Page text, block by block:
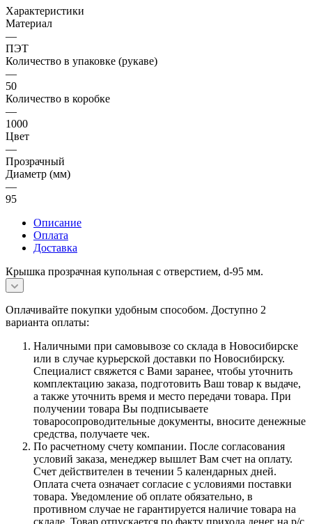
Характеристики
Материал
—
ПЭТ
Количество в упаковке (рукаве)
—
50
Количество в коробке
—
1000
Цвет
—
Прозрачный
Диаметр (мм)
—
95
Описание
Оплата
Доставка
Крышка прозрачная купольная с отверстием, d-95 мм.
Оплачивайте покупки удобным способом. Доступно 2
варианта оплаты:
Наличными при самовывозе со склада в Новосибирске
или в случае курьерской доставки по Новосибирску.
Специалист свяжется с Вами заранее, чтобы уточнить
комплектацию заказа, подготовить Ваш товар к выдаче,
а также уточнить время и место передачи товара. При
получении товара Вы подписываете
товаросопроводительные документы, вносите денежные
средства, получаете чек.
По расчетному счету компании. После согласования
условий заказа, менеджер вышлет Вам счет на оплату.
Счет действителен в течении 5 календарных дней.
Оплата счета означает согласие с условиями поставки
товара. Уведомление об оплате обязательно, в
противном случае не гарантируется наличие товара на